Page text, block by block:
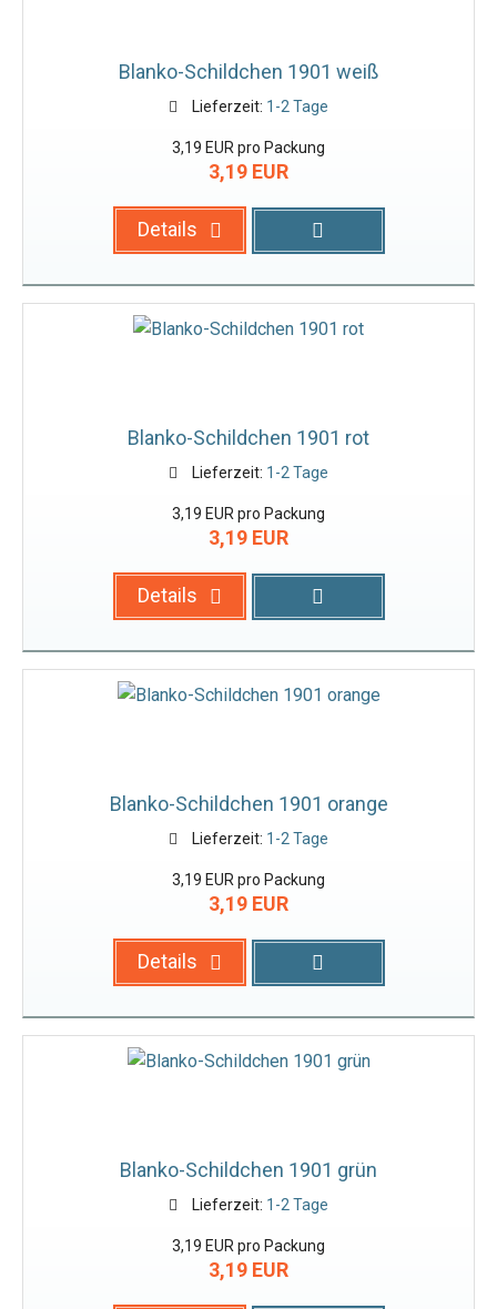
Blanko-Schildchen 1901 weiß
Lieferzeit: 1-2 Tage
3,19 EUR pro Packung
3,19 EUR
Details
Blanko-Schildchen 1901 rot
Lieferzeit: 1-2 Tage
3,19 EUR pro Packung
3,19 EUR
Details
Blanko-Schildchen 1901 orange
Lieferzeit: 1-2 Tage
3,19 EUR pro Packung
3,19 EUR
Details
Blanko-Schildchen 1901 grün
Lieferzeit: 1-2 Tage
3,19 EUR pro Packung
3,19 EUR